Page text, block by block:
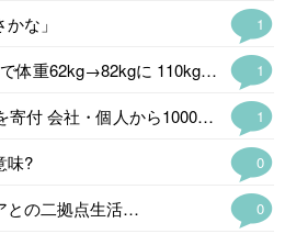
1
な」
1
寺田心、週6ジム通いで体重62kg→82kgに 110kgのベンチプレス…
1
HIKAKIN、2000万円を寄付 会社・個人から1000万&1万4400本の…
0
味?
0
との二拠点生活…